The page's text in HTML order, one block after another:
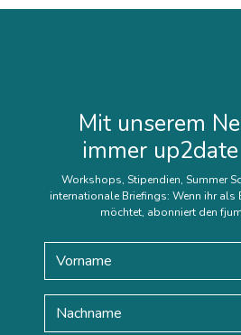
Mit unserem
immer
Workshops, Stipendien, Summer
internationale Briefings: Wenn ihr als
möchtet, abonniert den